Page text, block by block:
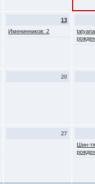
13
Именинников: 2
20
27
Шин-